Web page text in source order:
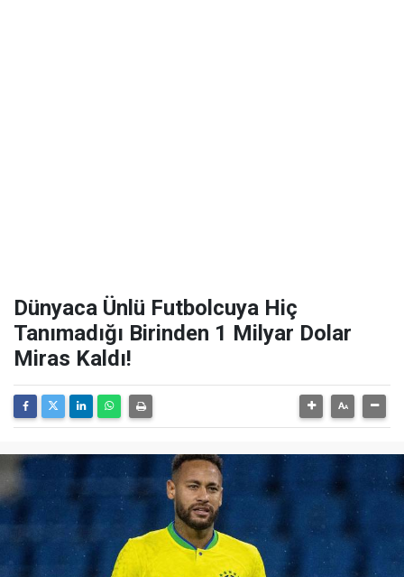
Dünyaca Ünlü Futbolcuya Hiç
Tanımadığı Birinden 1 Milyar Dolar
Miras Kaldı!